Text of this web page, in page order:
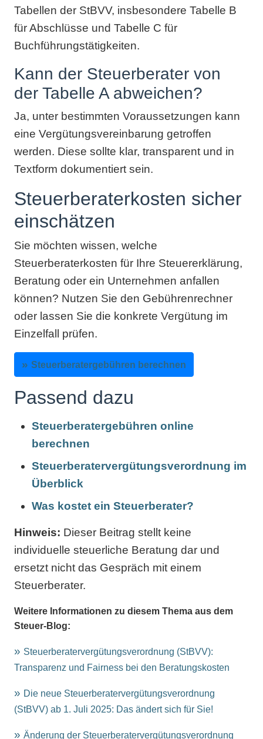
Tabellen der StBVV, insbesondere Tabelle B
für Abschlüsse und Tabelle C für
Buchführungstätigkeiten.
Kann der Steuerberater von
der Tabelle A abweichen?
Ja, unter bestimmten Voraussetzungen kann
eine Vergütungsvereinbarung getroffen
werden. Diese sollte klar, transparent und in
Textform dokumentiert sein.
Steuerberaterkosten sicher
einschätzen
Sie möchten wissen, welche
Steuerberaterkosten für Ihre Steuererklärung,
Beratung oder ein Unternehmen anfallen
können? Nutzen Sie den Gebührenrechner
oder lassen Sie die konkrete Vergütung im
Einzelfall prüfen.
Steuerberatergebühren berechnen
Passend dazu
Steuerberatergebühren online
berechnen
Steuerberatervergütungsverordnung im
Überblick
Was kostet ein Steuerberater?
Hinweis: Dieser Beitrag stellt keine
individuelle steuerliche Beratung dar und
ersetzt nicht das Gespräch mit einem
Steuerberater.
Weitere Informationen zu diesem Thema aus dem
Steuer-Blog:
Steuerberatervergütungsverordnung (StBVV):
Transparenz und Fairness bei den Beratungskosten
Die neue Steuerberatervergütungsverordnung
(StBVV) ab 1. Juli 2025: Das ändert sich für Sie!
Änderung der Steuerberatervergütungsverordnung